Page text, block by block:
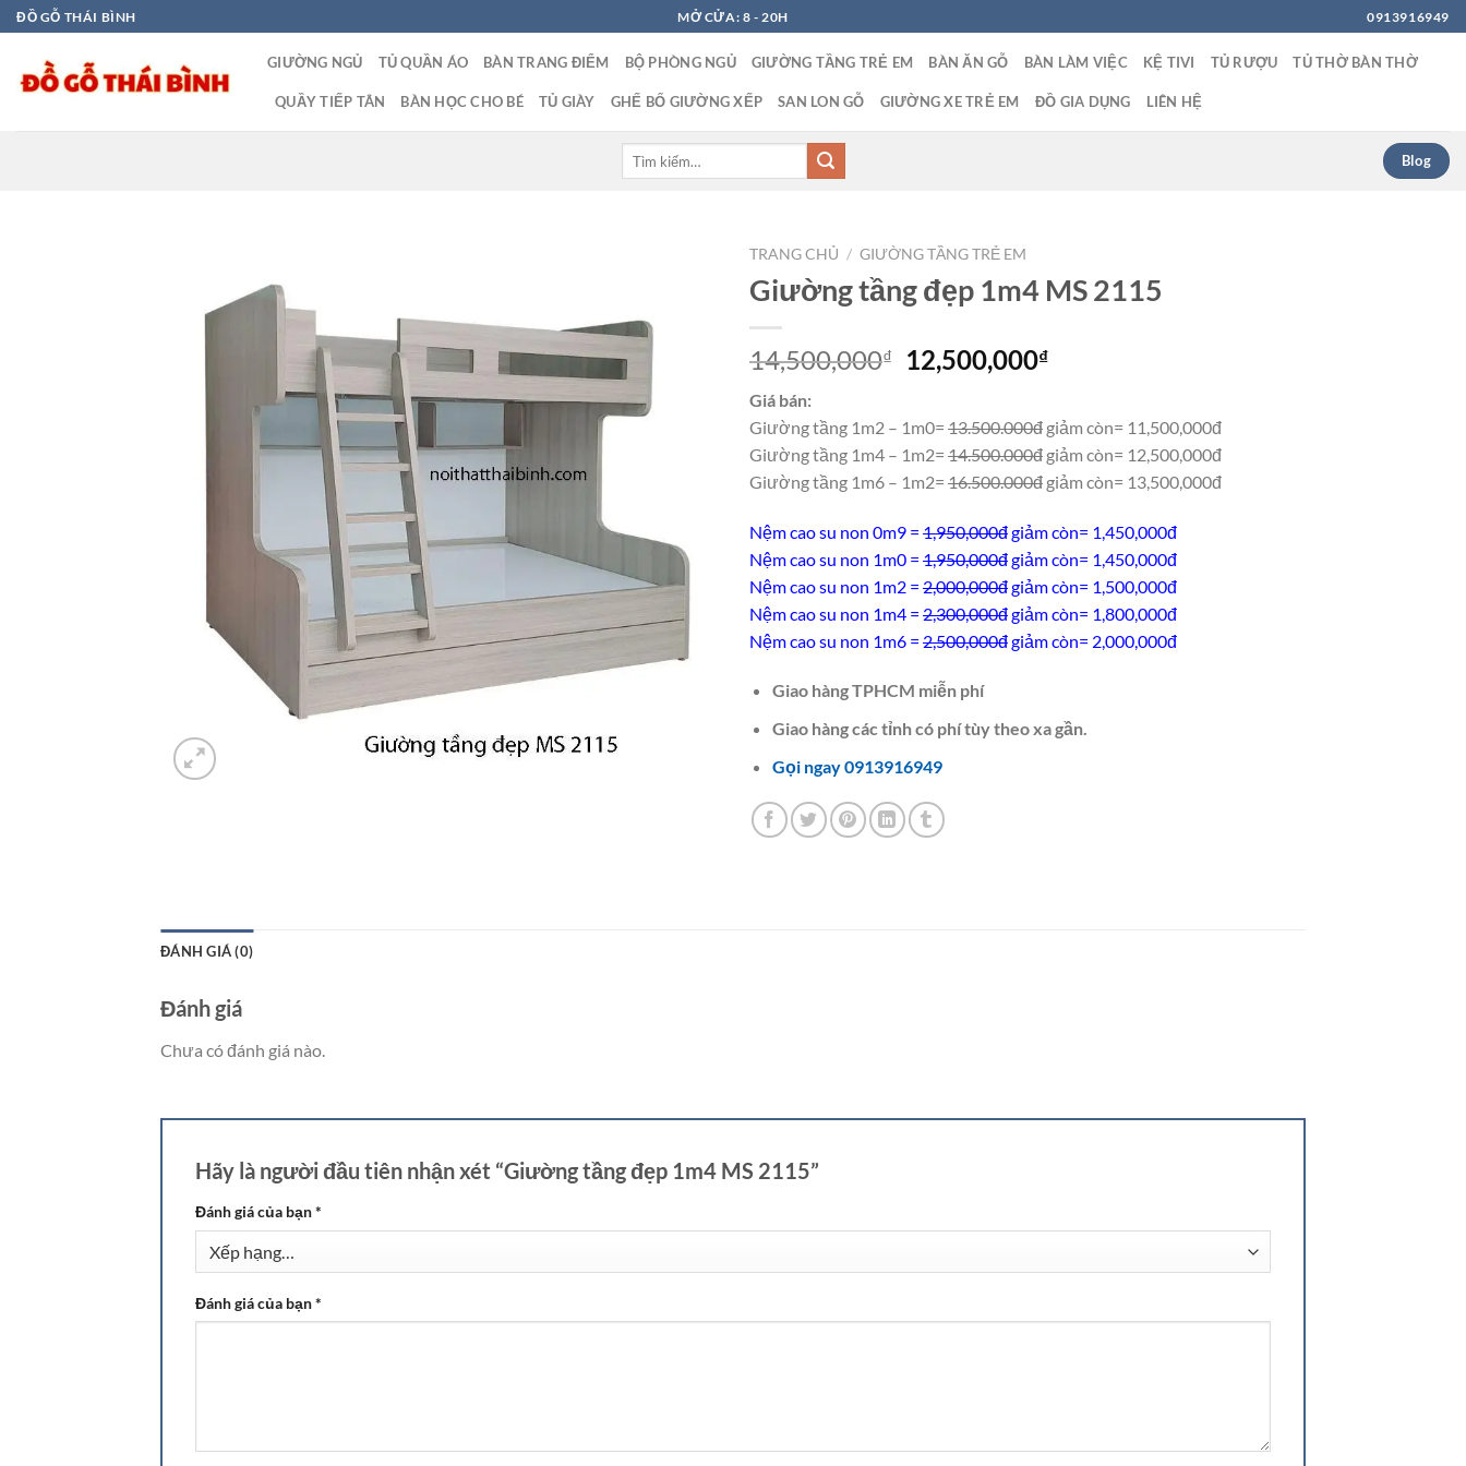
Bỏ
qua
dung
ĐỒ GỖ THÁI BÌNH MỞ CỬA: 8 - 20H 0913916949
GIƯỜNG NGỦ TỦ QUẦN ÁO BÀN TRANG ĐIỂM BỘ PHÒNG NGỦ GIƯỜNG TẦNG TRẺ EM BÀN ĂN GỖ BÀN LÀM VIỆC KỆ TIVI TỦ RƯỢU TỦ THỜ BÀN THỜ
QUẦY TIẾP TÂN BÀN HỌC CHO BÉ TỦ GIÀY GHẾ BỐ GIƯỜNG XẾP SAN LON GỖ GIƯỜNG XE TRẺ EM ĐỒ GIA DỤNG LIÊN HỆ
Blog
TRANG CHỦ / GIƯỜNG TẦNG TRẺ EM
Giường tầng đẹp 1m4 MS 2115
14,500,000₫
Giá
gốc
14,500,000₫.
12,500,000₫Giá
là:
12,500,000₫.
Giá bán:
Giường tầng 1m2 – 1m0= 13.500.000đ giảm còn= 11,500,000đ
Giường tầng 1m4 – 1m2= 14.500.000đ giảm còn= 12,500,000đ
Giường tầng 1m6 – 1m2= 16.500.000đ giảm còn= 13,500,000đ
Nệm cao su non 0m9 = 1,950,000đgiảm còn= 1,450,000đ
Nệm cao su non 1m0 = 1,950,000đgiảm còn= 1,450,000đ
Nệm cao su non 1m2 = 2,000,000đgiảm còn= 1,500,000đ
Nệm cao su non 1m4 = 2,300,000đgiảm còn= 1,800,000đ
Nệm cao su non 1m6 = 2,500,000đgiảm còn= 2,000,000đ
Giao hàng TPHCM miễn phí
Giao hàng các tỉnh có phí tùy theo xa gần.
Gọi ngay 0913916949
ĐÁNH GIÁ (0)
Đánh giá
Chưa có đánh giá nào.
Hãy là người đầu tiên nhận xét “Giường tầng đẹp 1m4 MS 2115”
Đánh giá của bạn*
Đánh giá của bạn*